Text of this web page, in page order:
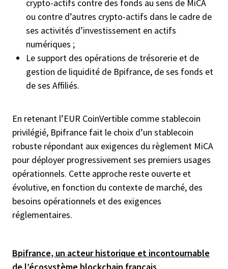
crypto-actifs contre des fonds au sens de MiCA
ou contre d’autres crypto-actifs dans le cadre de
ses activités d’investissement en actifs
numériques ;
Le support des opérations de trésorerie et de
gestion de liquidité de Bpifrance, de ses fonds et
de ses Affiliés.
En retenant l’EUR CoinVertible comme stablecoin
privilégié, Bpifrance fait le choix d’un stablecoin
robuste répondant aux exigences du règlement MiCA
pour déployer progressivement ses premiers usages
opérationnels. Cette approche reste ouverte et
évolutive, en fonction du contexte de marché, des
besoins opérationnels et des exigences
réglementaires.
Bpifrance, un acteur historique et incontournable